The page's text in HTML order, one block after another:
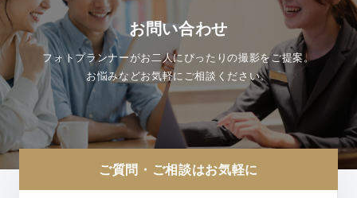
お問い合わせ
フォトプランナーがお二人にぴったりの撮影をご提案。
お悩みなどお気軽にご相談ください。
ご質問・ご相談はお気軽に